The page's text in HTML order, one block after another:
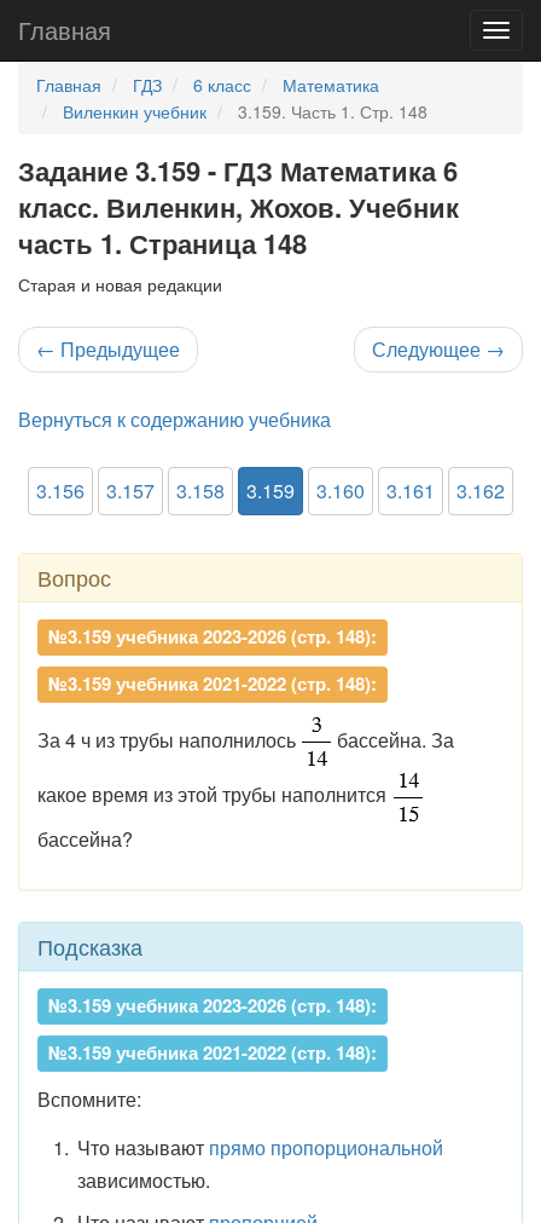
Главная
Главная ГДЗ 6 класс
Математика
Виленкин учебник
3.159. Часть 1. Стр. 148
Задание 3.159 - ГДЗ Математика 6
класс. Виленкин, Жохов. Учебник
часть 1. Страница 148
Старая и новая редакции
← Предыдущее Следующее →
Вернуться к содержанию учебника
3.156 3.157 3.158 3.159 3.160 3.161 3.162
Вопрос
№3.159 учебника 2023-2026 (стр. 148):
№3.159 учебника 2021-2022 (стр. 148):
За 4 ч из трубы наполнилось
бассейна. За
какое время из этой трубы наполнится
бассейна?
Подсказка
№3.159 учебника 2023-2026 (стр. 148):
№3.159 учебника 2021-2022 (стр. 148):
Вспомните:
Что называют прямо пропорциональной
зависимостью.